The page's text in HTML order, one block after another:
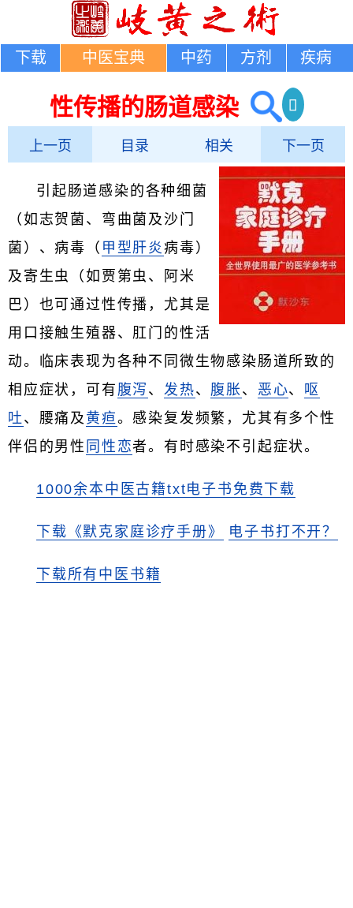
下载 中医宝典 中药 方剂 疾病
性传播的肠道感染
上一页 目录 相关 下一页
引起肠道感染的各种细菌
（如志贺菌、弯曲菌及沙门
菌）、病毒（ 甲型肝炎病毒）
及寄生虫（如贾第虫、阿米
巴）也可通过性传播，尤其是
用口接触生殖器、肛门的性活
动。临床表现为各种不同微生物感染肠道所致的
相应症状，可有 腹泻 、发热、 腹胀 、 恶心、 呕
吐、腰痛及 黄疸。感染复发频繁，尤其有多个性
伴侣的男性 同性恋者。有时感染不引起症状。
1000余本中医古籍txt电子书免费下载
下载《默克家庭诊疗手册》 电子书打不开？
下载所有中医书籍